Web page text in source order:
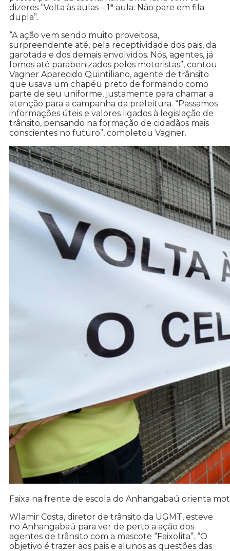
dizeres “Volta às aulas – 1ª aula: Não pare em fila
dupla”.
“A ação vem sendo muito proveitosa,
surpreendente até, pela receptividade dos pais, da
garotada e dos demais envolvidos. Nós, agentes, já
fomos até parabenizados pelos motoristas”, contou
Vagner Aparecido Quintiliano, agente de trânsito
que usava um chapéu preto de formando como
parte de seu uniforme, justamente para chamar a
atenção para a campanha da prefeitura. “Passamos
informações úteis e valores ligados à legislação de
trânsito, pensando na formação de cidadãos mais
conscientes no futuro”, completou Vagner.
Faixa na frente de escola do Anhangabaú orienta
Wlamir Costa, diretor de trânsito da UGMT, esteve
no Anhangabaú para ver de perto a ação dos
agentes de trânsito com a mascote “Faixolita”. “O
objetivo é trazer aos pais e alunos as questões das